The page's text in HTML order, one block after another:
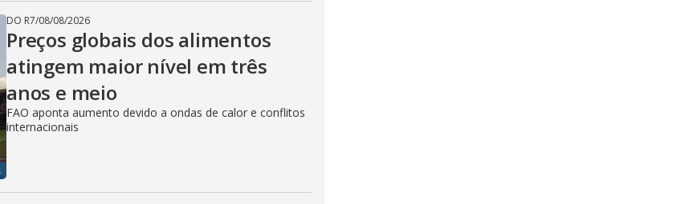
DO R7/08/08/2026
Preços globais dos alimentos
atingem maior nível em três
anos e meio
FAO aponta aumento devido a ondas de calor e conflitos
internacionais